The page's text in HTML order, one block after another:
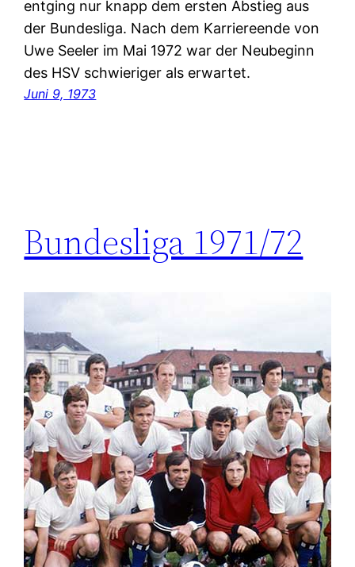
entging nur knapp dem ersten Abstieg aus
der Bundesliga. Nach dem Karriereende von
Uwe Seeler im Mai 1972 war der Neubeginn
des HSV schwieriger als erwartet.
Juni 9, 1973
Bundesliga 1971/72